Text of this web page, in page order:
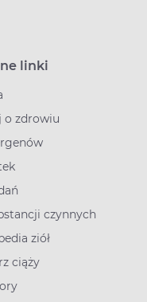
linki
o zdrowiu
czynnych
ziół
ciąży